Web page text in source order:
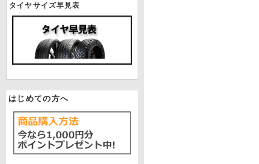
タイヤサイズ早見表
はじめての方へ